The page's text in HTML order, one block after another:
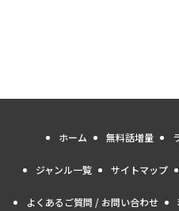
ホーム 無料話増量
ジャンル一覧 サイトマップ
よくあるご質問 / お問い合わせ